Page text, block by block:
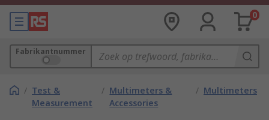
0
Fabrikantnummer
/ Test &
Measurement
/ Multimeters &
Accessories
/ Multimeters